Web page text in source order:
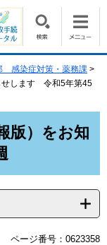
感染症対策・薬務課 >
せします 令和5年第45
版）をお知
ページ番号：0623358